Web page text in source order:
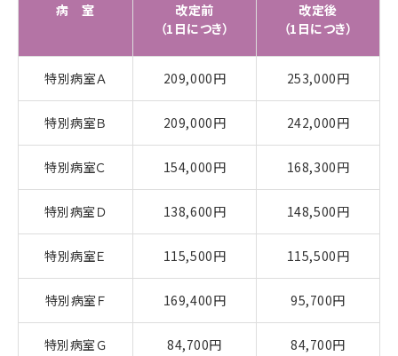
病 室
改定前
（1日につき）
改定後
（1日につき）
特別病室Ａ 209,000円 253,000円
特別病室Ｂ 209,000円 242,000円
特別病室Ｃ 154,000円 168,300円
特別病室Ｄ 138,600円 148,500円
特別病室Ｅ 115,500円 115,500円
特別病室Ｆ 169,400円 95,700円
特別病室Ｇ 84,700円 84,700円